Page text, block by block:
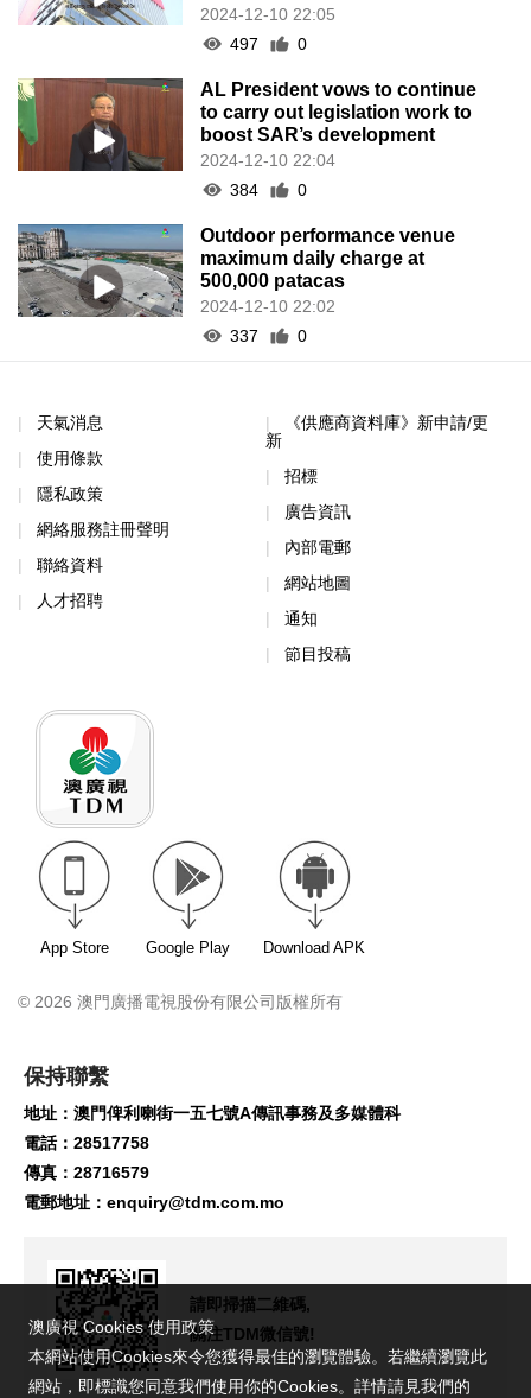
2024-12-10 22:05
497
0
AL President vows to continue
to carry out legislation work to
boost SAR’s development
2024-12-10 22:04
384
0
Outdoor performance venue
maximum daily charge at
500,000 patacas
2024-12-10 22:02
337
0
天氣消息
使用條款
隱私政策
網絡服務註冊聲明
聯絡資料
人才招聘
《供應商資料庫》新申請/更
新
招標
廣告資訊
內部電郵
網站地圖
通知
節目投稿
App Store Google Play Download APK
© 2026 澳門廣播電視股份有限公司版權所有
保持聯繫
地址：澳門俾利喇街一五七號A傳訊事務及多媒體科
電話：28517758
傳真：28716579
電郵地址： enquiry@tdm.com.mo
請即掃描二維碼,
關注TDM微信號!
澳廣視 Cookies 使用政策
本網站使用Cookies來令您獲得最佳的瀏覽體驗。若繼續瀏覽此
網站，即標識您同意我們使用你的Cookies。詳情請見我們的